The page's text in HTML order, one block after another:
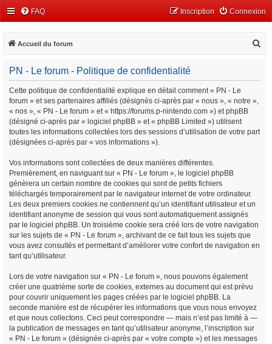
FAQ Connexion
Inscription
Accueil du forum
PN - Le forum - Politique de confidentialité
Cette politique de confidentialité explique en détail comment « PN - Le
forum » et ses partenaires affiliés (désignés ci-après par « nous », « notre »,
« nos », « PN - Le forum » et « https://forums.p-nintendo.com ») et phpBB
(désigné ci-après par « logiciel phpBB » et « phpBB Limited ») utilisent
toutes les informations collectées lors des sessions d’utilisation de votre part
(désignées ci-après par « vos informations »).
Vos informations sont collectées de deux manières différentes.
Premièrement, en naviguant sur « PN - Le forum », le logiciel phpBB
génèrera un certain nombre de cookies qui sont de petits fichiers
téléchargés temporairement par le navigateur internet de votre ordinateur.
Les deux premiers cookies ne contiennent qu’un identifiant utilisateur et un
identifiant anonyme de session qui vous sont automatiquement assignés
par le logiciel phpBB. Un troisième cookie sera créé lors de votre navigation
sur les sujets de « PN - Le forum », archivant de ce fait tous les sujets que
vous avez consultés et permettant d’améliorer votre confort de navigation en
tant qu’utilisateur.
Lors de votre navigation sur « PN - Le forum », nous pouvons également
créer une quatrième sorte de cookies, externes au document qui est prévu
pour couvrir uniquement les pages créées par le logiciel phpBB. La
seconde manière est de récupérer les informations que vous nous envoyez
et que nous collectons. Ceci peut correspondre — mais n’est pas limité à —
la publication de messages en tant qu’utilisateur anonyme, l’inscription sur
« PN - Le forum » (désignée ci-après par « votre compte ») et les messages